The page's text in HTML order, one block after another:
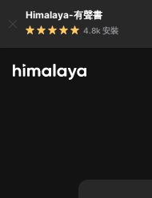
Himalaya-有聲書
4.8k 安裝